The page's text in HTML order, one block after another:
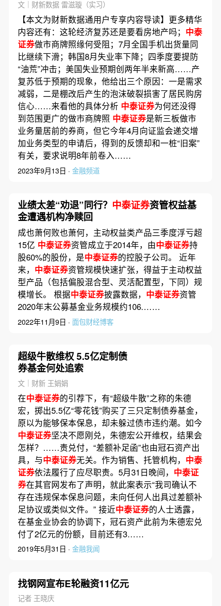
文｜财新数据 雷滋璇（实习）
【本文为财新数据通用户专享内容导读】更多精华
内容还有：这轮经济复苏还是要看房地产吗； 中泰
证券做市商牌照缘何受阻；7月全国手机出货量同
比继续下滑；韩国8月失业率下降；四季度要提防
“油荒”冲击；美国失业预期创两年半来新高……产
复苏低于预期的现象，他给出三个原因：一是需求
减弱，二是棚改后产生的泡沫破裂损害了居民购房
信心……来看他的具体分析 中泰证券为何还没得
到范围更广的做市商牌照 中泰证券是新三板做市
业务量居前的券商，但它今年4月向证监会递交增
加业务类型的申请后，得到的反馈却和一桩“旧案”
有关，要求说明8年前卷入……
2023年9月13日 · 金融频道
业绩太差“劝退”同行？ 中泰证券资管权益基
金遭遇机构净赎回
成也萧何败也萧何，主动权益类产品三季度浮亏超
15亿 中泰证券资管成立于2014年，由中泰证券持
股60%的股份，是中泰证券的控股子公司。 近年
来， 中泰证券资管规模快速扩张，得益于主动权益
型产品（包括偏股混合型、灵活配置型，下同）规
模增长。 根据中泰证券披露数据， 中泰证券资管
2020年末公募基金业务规模约106.……
2022年11月9日 · 面包财经博客
超级牛散维权 5.5亿定制债
券基金何处追索
文｜财新 王娟娟
在中泰证券的引荐下，有“超级牛散”之称的朱德
宏，掷出5.5亿“零花钱”购买了三只定制债券基金，
原以为能够保本保息，却未躲过债市违约潮。如今
中泰证券坚决不愿刚兑，朱德宏公开维权，结果会
怎样？……责兑付，“差额补足函”也由冠石资产出
具，与中泰证券无关。作为销售、托管机构， 中泰
证券依法履行了应尽职责。5月31日晚间， 中泰证
券在其官网发布了声明，就此案表示“我司确认不
存在违规保本保息问题，未向任何人出具过差额补
足协议或类似文件。” 接近中泰证券的人士透露，
在基金业协会的协调下，冠石资产此前为朱德宏兑
付了2亿元的份额，目前还有3……
2019年5月31日 · 金融我闻
找钢网宣布E轮融资11亿元
记者 王晓庆